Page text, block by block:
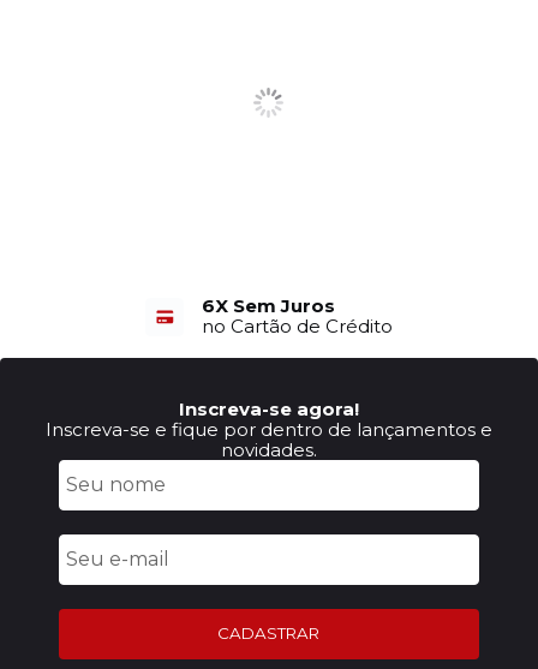
6X Sem Juros
no Cartão de Crédito
Inscreva-se agora!
Inscreva-se e fique por dentro de lançamentos e
novidades.
CADASTRAR